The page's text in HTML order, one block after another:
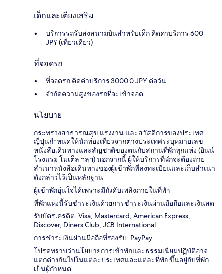
เด็กและเตียงเสริม
บริการรถรับส่งสนามบินสำหรับเด็ก คิดค่าบริการ 600
JPY (เที่ยวเดียว)
ที่จอดรถ
ที่จอดรถ คิดค่าบริการ 3000.0 JPY ต่อวัน
จำกัดความสูงของรถที่จะเข้าจอด
นโยบาย
กระทรวงสาธารณสุข แรงงาน และสวัสดิการของประเทศ
ญี่ปุ่นกำหนดให้นักท่องเที่ยวจากต่างประเทศระบุหมายเลข
หนังสือเดินทางและสัญชาติของตนกับสถานที่พักทุกแห่ง (อินน์
โรงแรม โมเต็ล ฯลฯ) นอกจากนี้ ผู้ให้บริการที่พักจะต้องถ่าย
สำเนาหนังสือเดินทางของผู้เข้าพักที่ลงทะเบียนและเก็บสำเนา
ดังกล่าวไว้เป็นหลักฐาน
ผู้เข้าพักอุ่นใจได้เพราะมีถังดับเพลิงภายในที่พัก
ที่พักแห่งนี้รับชำระเงินด้วยการชำระเงินผ่านมือถือและเงินสด
รับบัตรเครดิต: Visa, Mastercard, American Express,
Discover, Diners Club, JCB International
การชำระเงินผ่านมือถือที่รองรับ: PayPay
โปรดทราบว่านโยบายการเข้าพักและธรรมเนียมปฏิบัติอาจ
แตกต่างกันไปในแต่ละประเทศและแต่ละที่พัก ขึ้นอยู่กับที่พัก
เป็นผู้กำหนด